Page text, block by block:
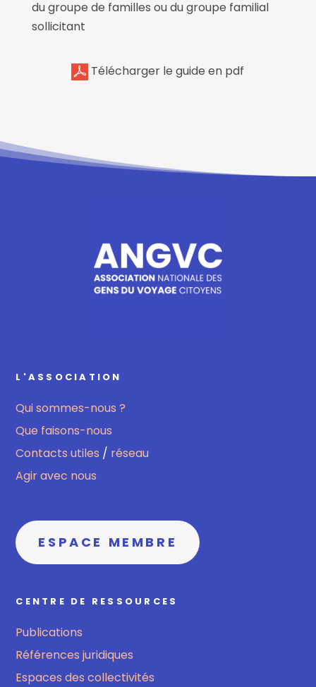
du groupe de familles ou du groupe familial
sollicitant
Télécharger le guide en pdf
L'ASSOCIATION
Qui sommes-nous ?
Que faisons-nous
Contacts utiles / réseau
Agir avec nous
ESPACE MEMBRE
CENTRE DE RESSOURCES
Publications
Références juridiques
Espaces des collectivités